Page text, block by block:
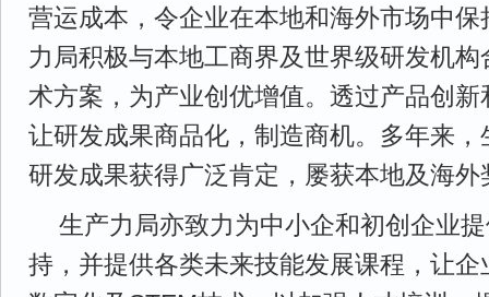
营运成本，令企业在本地和海外市场中
力局积极与本地工商界及世界级研发机
术方案，为产业创优增值。透过产品创
让研发成果商品化，制造商机。多年来
研发成果获得广泛肯定，屡获本地及海外
生产力局亦致力为中小企和初创企业
持，并提供各类未来技能发展课程，让